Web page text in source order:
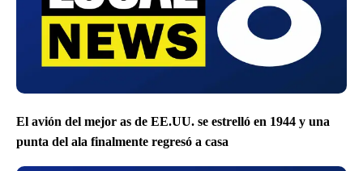
El avión del mejor as de EE.UU. se estrelló en 1944 y una
punta del ala finalmente regresó a casa